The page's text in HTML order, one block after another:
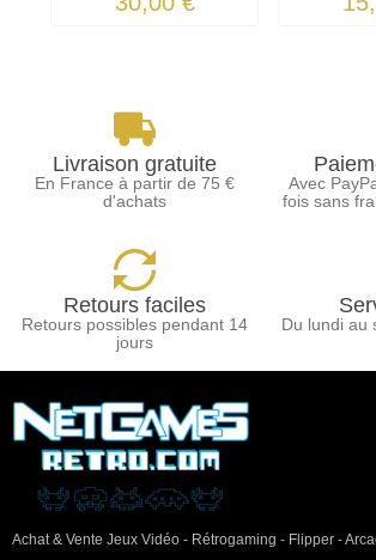
Livraison gratuite
En France à partir de 75 €
d'achats
Avec
fois sans
Retours faciles
Retours possibles pendant 14
jours
Du lundi au
Achat & Vente Jeux Vidéo - Rétrogaming - Flipper -